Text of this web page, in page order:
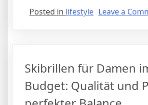
Posted in lifestyle Leave a
Skibrillen für Damen
Budget: Qualität und